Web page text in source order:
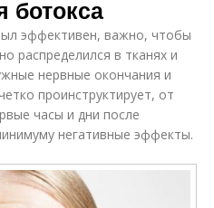
ботокса
эффективен, важно, чтобы
распределился в тканях и
нервные окончания и
проинструктирует, от
часы и дни после
негативные эффекты.